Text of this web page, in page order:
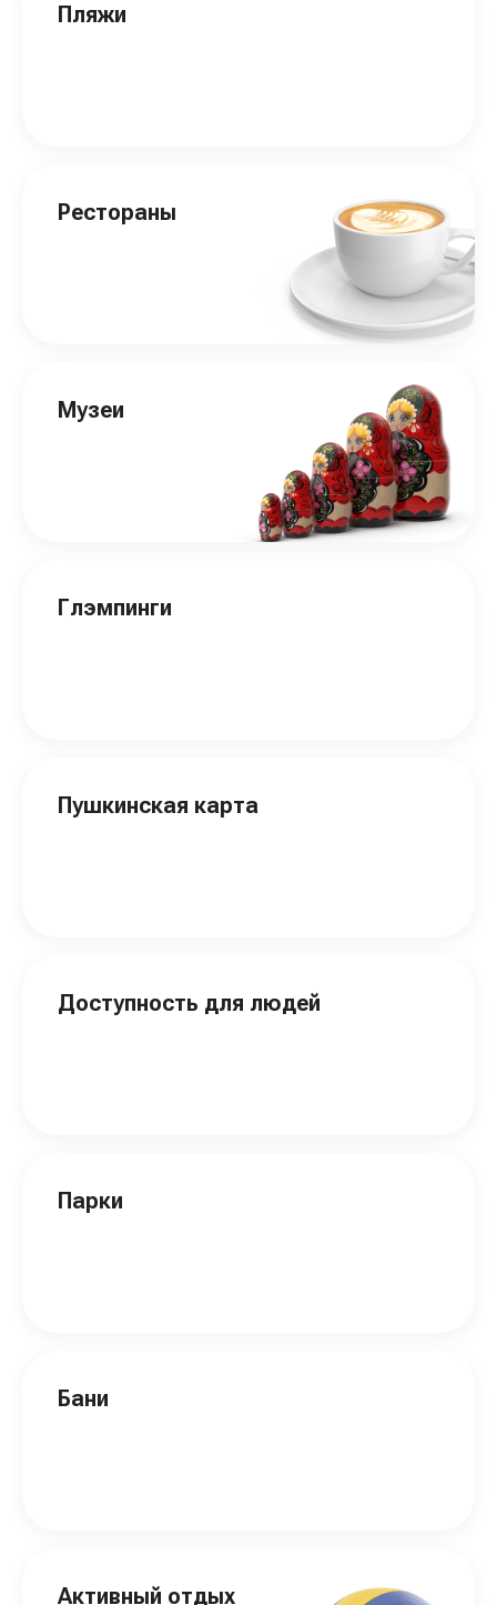
Пляжи
Рестораны
Музеи
Глэмпинги
Пушкинская карта
Доступность для людей
Парки
Бани
Активный отдых